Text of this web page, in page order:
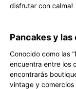
disfrutar con calma!
Pancakes y
Conocido como las
encuentra entre los
encontrarás
vintage y